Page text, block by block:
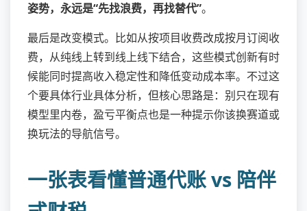
姿势，永远是“先找浪费，再找替代”。
最后是改变模式。比如从按项目收费改成按月订阅收
费，从纯线上转到线上线下结合，这些模式创新有时
候能同时提高收入稳定性和降低变动成本率。不过这
个要具体行业具体分析，但核心思路是：别只在现有
模型里内卷，盈亏平衡点也是一种提示你该换赛道或
换玩法的导航信号。
一张表看懂普通代账 vs 陪伴